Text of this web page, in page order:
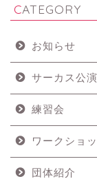
CATEGORY
お知らせ
サーカス公演
練習会
ワークショ
団体紹介